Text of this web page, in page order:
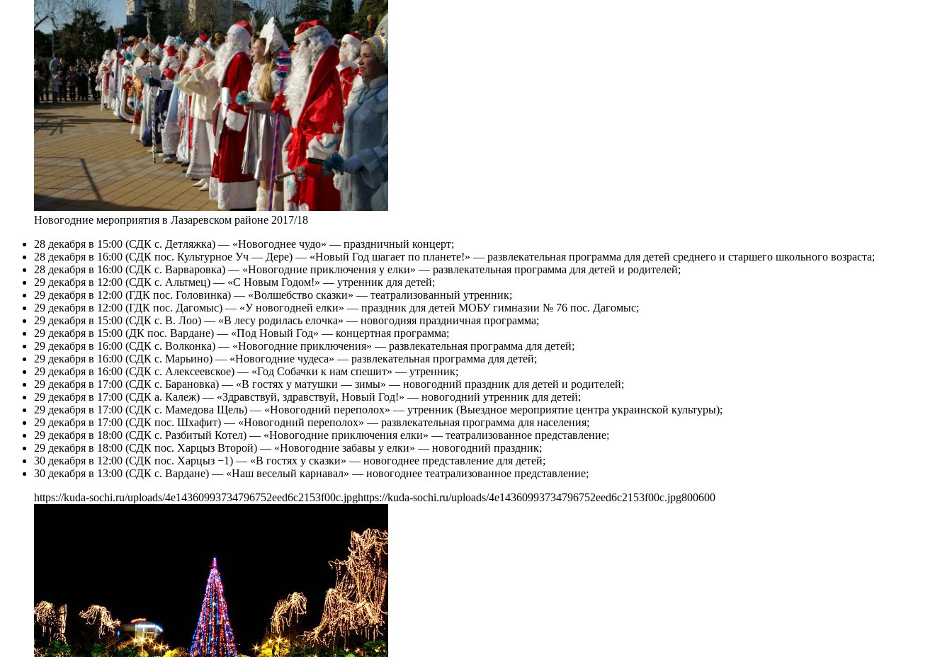
Новогодние мероприятия в Лазаревском районе 2017/18
28 декабря в 15:00 (СДК с. Детляжка) — «Новогоднее чудо» — праздничный концерт;
28 декабря в 16:00 (СДК пос. Культурное Уч — Дере) — «Новый Год шагает по планете!» — развлекательная программа для детей среднего и старшего школьного возраста;
28 декабря в 16:00 (СДК с. Варваровка) — «Новогодние приключения у елки» — развлекательная программа для детей и родителей;
29 декабря в 12:00 (СДК с. Альтмец) — «С Новым Годом!» — утренник для детей;
29 декабря в 12:00 (ГДК пос. Головинка) — «Волшебство сказки» — театрализованный утренник;
29 декабря в 12:00 (ГДК пос. Дагомыс) — «У новогодней елки» — праздник для детей МОБУ гимназии № 76 пос. Дагомыс;
29 декабря в 15:00 (СДК с. В. Лоо) — «В лесу родилась елочка» — новогодняя праздничная программа;
29 декабря в 15:00 (ДК пос. Вардане) — «Под Новый Год» — концертная программа;
29 декабря в 16:00 (СДК с. Волконка) — «Новогодние приключения» — развлекательная программа для детей;
29 декабря в 16:00 (СДК с. Марьино) — «Новогодние чудеса» — развлекательная программа для детей;
29 декабря в 16:00 (СДК с. Алексеевское) — «Год Собачки к нам спешит» — утренник;
29 декабря в 17:00 (СДК с. Барановка) — «В гостях у матушки — зимы» — новогодний праздник для детей и родителей;
29 декабря в 17:00 (СДК а. Калеж) — «Здравствуй, здравствуй, Новый Год!» — новогодний утренник для детей;
29 декабря в 17:00 (СДК с. Мамедова Щель) — «Новогодний переполох» — утренник (Выездное мероприятие центра украинской культуры);
29 декабря в 17:00 (СДК пос. Шхафит) — «Новогодний переполох» — развлекательная программа для населения;
29 декабря в 18:00 (СДК с. Разбитый Котел) — «Новогодние приключения елки» — театрализованное представление;
29 декабря в 18:00 (СДК пос. Харцыз Второй) — «Новогодние забавы у елки» — новогодний праздник;
30 декабря в 12:00 (СДК пос. Харцыз −1) — «В гостях у сказки» — новогоднее представление для детей;
30 декабря в 13:00 (СДК с. Вардане) — «Наш веселый карнавал» — новогоднее театрализованное представление;
https://kuda-sochi.ru/uploads/4e14360993734796752eed6c2153f00c.jpghttps://kuda-sochi.ru/uploads/4e14360993734796752eed6c2153f00c.jpg800600